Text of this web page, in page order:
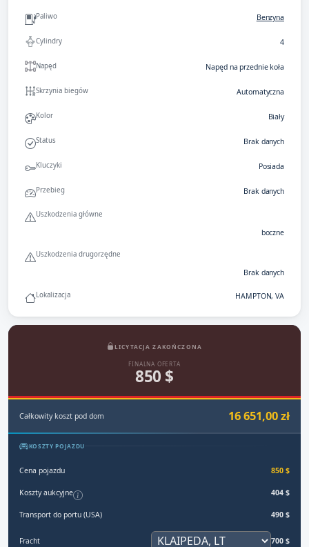
Paliwo Benzyna
Cylindry 4
Napęd Napęd na przednie koła
Skrzynia biegów Automatyczna
Kolor Biały
Status Brak danych
Kluczyki Posiada
Przebieg Brak danych
Uszkodzenia główne
boczne
Uszkodzenia drugorzędne
Brak danych
Lokalizacja HAMPTON, VA
LICYTACJA ZAKOŃCZONA
FINALNA OFERTA
850 $
Całkowity koszt pod dom 16 651,00 zł
KOSZTY POJAZDU
Cena pojazdu 850 $
Koszty aukcyjne 404 $
Transport do portu (USA) 490 $
Fracht 700 $